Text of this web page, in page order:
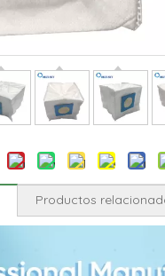
Productos